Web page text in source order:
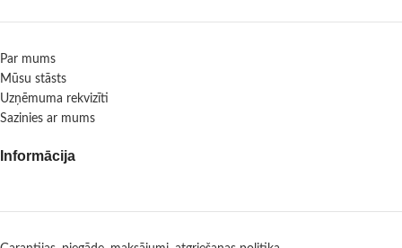
Par mums
Mūsu stāsts
Uzņēmuma rekvizīti
Sazinies ar mums
Informācija